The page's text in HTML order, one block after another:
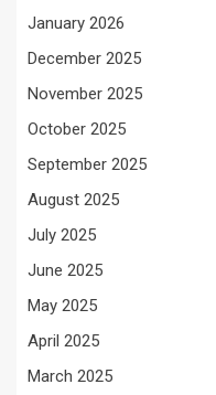
January 2026
December 2025
November 2025
October 2025
September 2025
August 2025
July 2025
June 2025
May 2025
April 2025
March 2025